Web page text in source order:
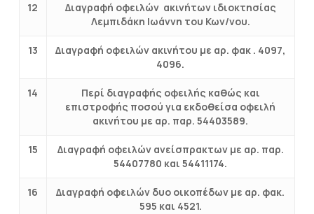
12
Διαγραφή οφειλών ακινήτων ιδιοκτησίας
Λεμπιδάκη Ιωάννη του Κων/νου.
13
Διαγραφή οφειλών ακινήτου με αρ. φακ . 4097,
4096.
14
Περί διαγραφής οφειλής καθώς και
επιστροφής ποσού για εκδοθείσα οφειλή
ακινήτου με αρ. παρ. 54403589.
15
Διαγραφή οφειλών ανείσπρακτων με αρ. παρ.
54407780 και 54411174.
16
Διαγραφή οφειλών δυο οικοπέδων με αρ. φακ.
595 και 4521.